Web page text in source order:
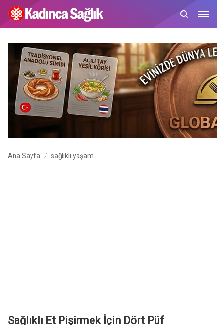
Ana Sayfa sağlıklı yaşam
Sağlıklı Et Pişirmek İçin Dört Püf